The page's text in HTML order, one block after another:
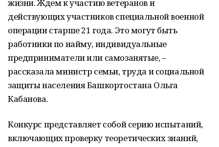
жизни. Ждем к участию ветеранов и
действующих участников специальной военной
операции старше 21 года. Это могут быть
работники по найму, индивидуальные
предприниматели или самозанятые, –
рассказала министр семьи, труда и социальной
защиты населения Башкортостана Ольга
Кабанова.
Конкурс представляет собой серию испытаний,
включающих проверку теоретических знаний,